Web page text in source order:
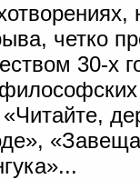
четко
30-х
«Читайте,